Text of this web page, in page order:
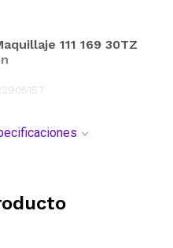
111 169 30TZ